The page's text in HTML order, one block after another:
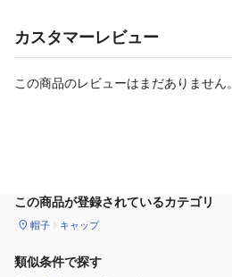
カスタマーレビュー
この商品のレビューはまだありません。
この商品が登録されているカテゴリ
帽子 キャップ
類似条件で探す